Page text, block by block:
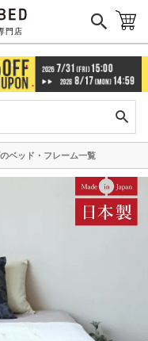
門店
ベッド・フレーム一覧